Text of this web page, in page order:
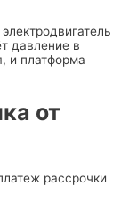
давление в
и платформа
от
рассрочки